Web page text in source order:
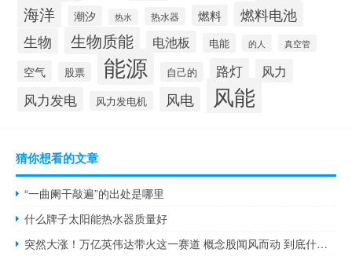
海洋 潮汐 热水 热水器 燃料
燃料电池
生物
生物质能 电池板 电能 的人 真空管
空气 股票 能源 自己的 路灯 风力
风力发电 风力发电机 风电 风能
猜你想看的文章
“一曲阑干敲遍”的出处是哪里
什么牌子太阳能热水器质量好
突然大涨！万亿英伟达带火这一赛道 概念股闻风而动 到底什么情况嘞